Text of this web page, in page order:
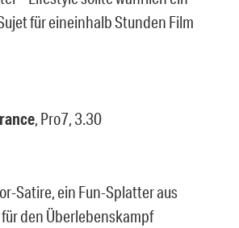
für eineinhalb Stunden Film
, Pro7, 3.30
Satire, ein Fun-Splatter aus
den Überlebenskampf